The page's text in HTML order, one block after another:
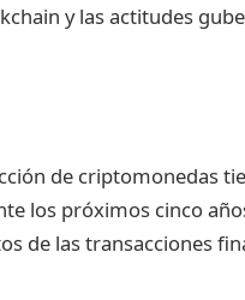
y las actitudes
de criptomonedas
los próximos cinco
de las transacciones